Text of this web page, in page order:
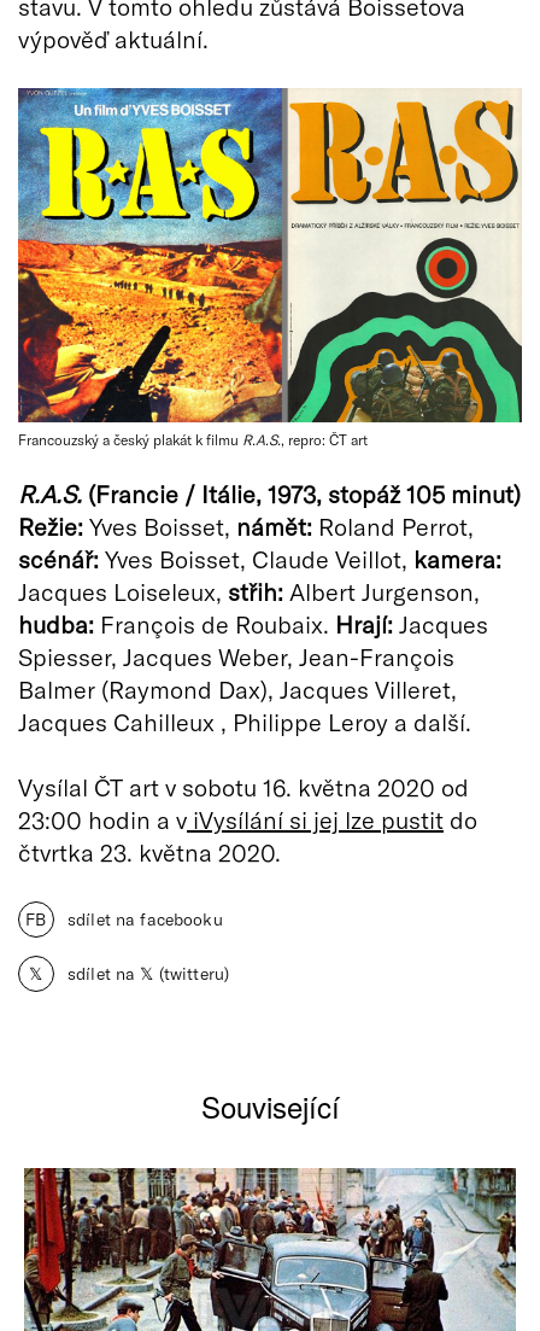
stavu. V tomto ohledu zůstává Boissetova
výpověď aktuální.
Francouzský a český plakát k filmu R.A.S., repro: ČT art
R.A.S. (Francie / Itálie, 1973, stopáž 105 minut)
Režie: Yves Boisset, námět: Roland Perrot,
scénář: Yves Boisset, Claude Veillot, kamera:
Jacques Loiseleux, střih: Albert Jurgenson,
hudba: François de Roubaix. Hrají: Jacques
Spiesser, Jacques Weber, Jean-François
Balmer (Raymond Dax), Jacques Villeret,
Jacques Cahilleux , Philippe Leroy a další.
Vysílal ČT art v sobotu 16. května 2020 od
23:00 hodin a v iVysílání si jej lze pustit do
čtvrtka 23. května 2020.
FB sdílet na facebooku
𝕏 sdílet na 𝕏 (twitteru)
Související